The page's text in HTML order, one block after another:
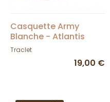
Casquette Army
Blanche - Atlantis
Traclet
19,00 €